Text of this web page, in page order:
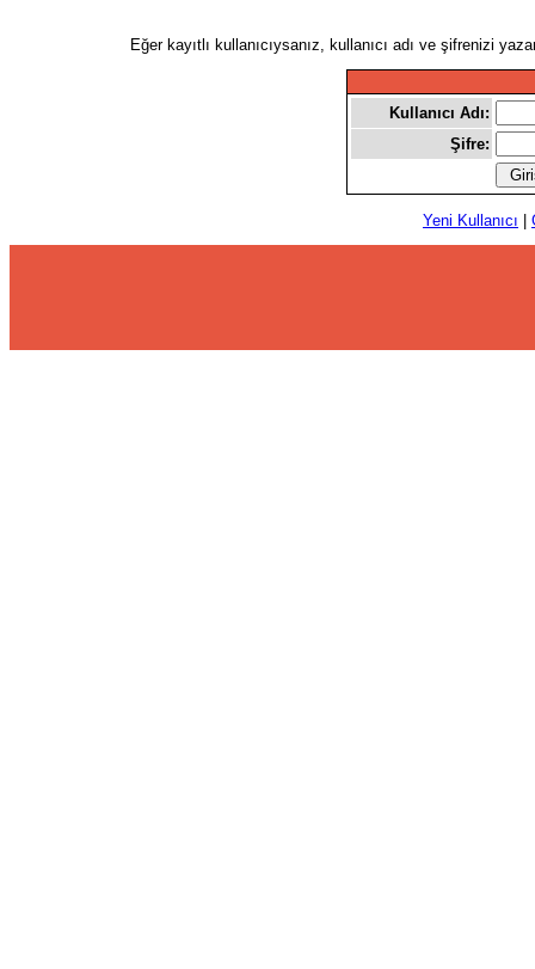
Eğer kayıtlı kullanıcıysanız, kullanıcı adı ve şifrenizi
Kullanıcı Adı:
Şifre:
Yeni Kullanıcı |